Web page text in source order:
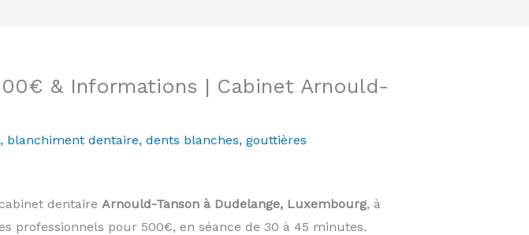
& Informations | Cabinet Arnould-
, blanchiment dentaire, dents blanches, gouttières
dentaire Arnould-Tanson à Dudelange, Luxembourg, à
professionnels pour 500€, en séance de 30 à 45 minutes.